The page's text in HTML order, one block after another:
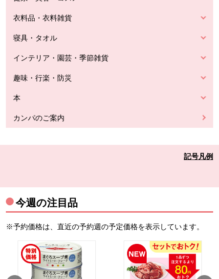
衣料品・衣料雑貨
寝具・タオル
インテリア・園芸・季節雑貨
趣味・行楽・防災
本
カンパのご案内
記号凡例
今週の注目品
※予約価格は、直近の予約週の予定価格を表示しています。